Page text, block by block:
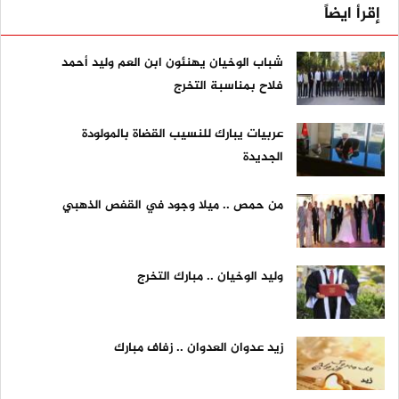
إقرأ ايضاً
شباب الوخيان يهنئون ابن العم وليد أحمد
فلاح بمناسبة التخرج
عربيات يبارك للنسيب القضاة بالمولودة
الجديدة
من حمص .. ميلا وجود في القفص الذهبي
وليد الوخيان .. مبارك التخرج
زيد عدوان العدوان .. زفاف مبارك